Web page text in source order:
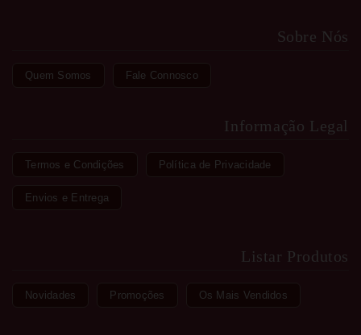
Sobre Nós
Quem Somos Fale Connosco
Informação Legal
Termos e Condições Política de Privacidade
Envios e Entrega
Listar Produtos
Novidades Promoções Os Mais Vendidos